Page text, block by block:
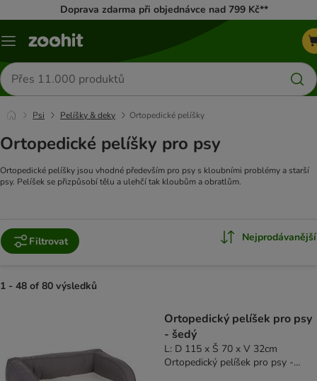
Doprava zdarma při objednávce nad 799 Kč**
Menu
Hledat
produkty
Psi Pelíšky & deky Ortopedické pelíšky
Ortopedické pelíšky pro psy
Ortopedické pelíšky jsou vhodné především pro psy s kloubními problémy a starší
psy. Pelíšek se přizpůsobí tělu a ulehčí tak kloubům a obratlům.
Filtrovat Nejprodávanější
1 - 48 of 80 výsledků
Ortopedický pelíšek pro psy
- šedý
L: D 115 x Š 70 x V 32cm
Ortopedický pelíšek pro psy -